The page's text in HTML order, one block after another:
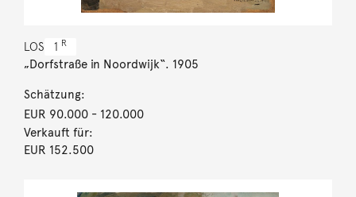
LOS 1 R
„Dorfstraße in Noordwijk“. 1905
Schätzung:
EUR 90.000- 120.000
Verkauft für:
EUR 152.500